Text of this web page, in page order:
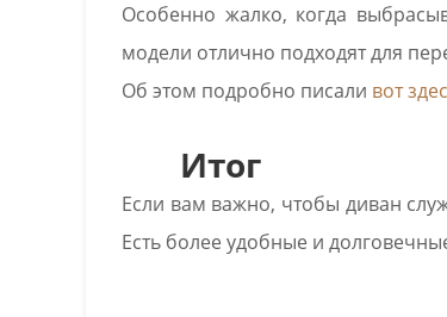
Особенно жалко, когда
модели отлично подходят для
Об этом подробно писали вот
Итог
Если вам важно, чтобы диван
Есть более удобные и